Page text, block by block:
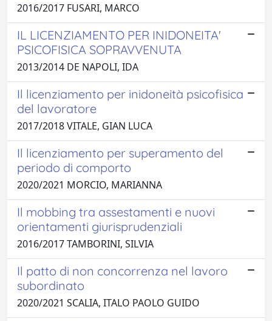
2016/2017 FUSARI, MARCO
IL LICENZIAMENTO PER INIDONEITA'
PSICOFISICA SOPRAVVENUTA
2013/2014 DE NAPOLI, IDA
Il licenziamento per inidoneità psicofisica
del lavoratore
2017/2018 VITALE, GIAN LUCA
Il licenziamento per superamento del
periodo di comporto
2020/2021 MORCIO, MARIANNA
Il mobbing tra assestamenti e nuovi
orientamenti giurisprudenziali
2016/2017 TAMBORINI, SILVIA
Il patto di non concorrenza nel lavoro
subordinato
2020/2021 SCALIA, ITALO PAOLO GUIDO